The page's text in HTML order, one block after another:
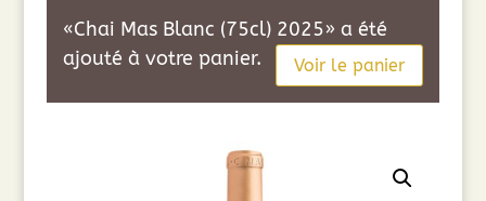
«Chai Mas Blanc (75cl) 2025» a été
ajouté à votre panier.
Voir le panier